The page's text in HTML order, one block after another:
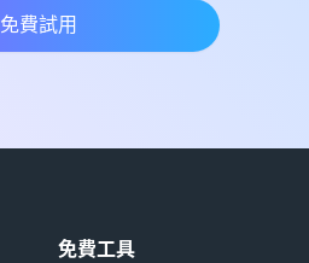
免費試用
免費工具